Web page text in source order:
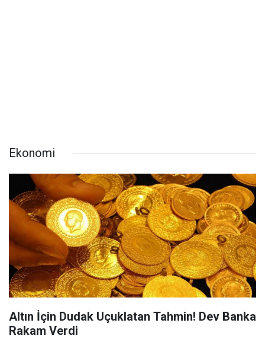
Ekonomi
Altın İçin Dudak Uçuklatan Tahmin! Dev Banka
Rakam Verdi